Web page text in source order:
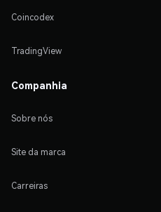
Coincodex
TradingView
Companhia
Sobre nós
Site da marca
Carreiras